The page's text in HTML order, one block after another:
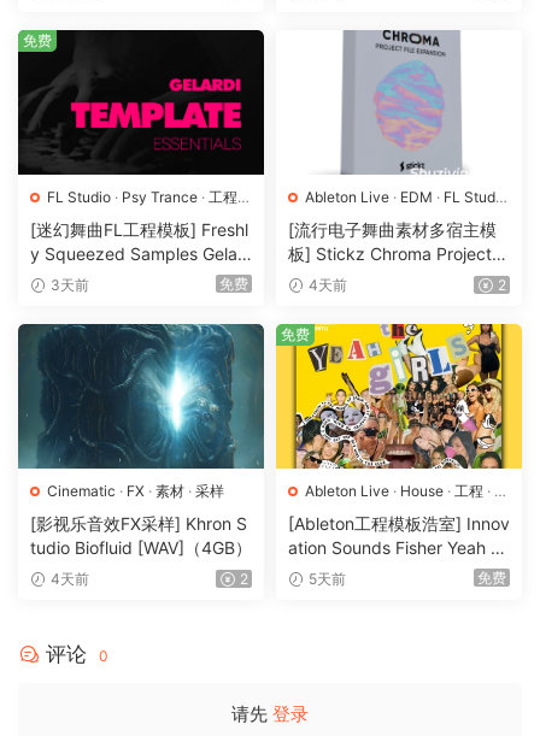
Timeless Melody Loops Inspired By The Iconic Sound of
Vintage Music
This collection features captivating melodies that
encapsulate the iconic sound of Vintage style music.
Drawing inspiration from the production of artists like The
timeless melodies that carry with the special warmth of
Vintage music.
placement-ready melodies, along with full stems & MIDI for
full creative control over every loop.
Emotionally Driven Placement Ready Melody Loops For
Modern RnB
This collection features soulful & emotional melodies that
dial into the sound of today’s biggest RnB hits.
Drawing heavy inspiration from top-tier artists like SZA,
Bryson Tiller, and many others, we crafted lush memorable
melodies, along with full stems and MIDI for complete
FL Studio · Psy Trance · 工程·
素材
采样
[迷幻舞曲FL工程模板] Freshl
y Squeezed Samples Gelar
di Template Essentials Vol.1
3天前 免费
免费
Ableton Live · EDM · FL Studio
· Logic Pro ·Pop · 工程· 素材
采样
[流行电子舞曲素材多宿主模
板] Stickz Chroma Project Fi
le Expansion（2.53GB）
4天前 2
Cinematic · FX · 素材 · 采样
[影视乐音效FX采样] Khron S
tudio Biofluid [WAV]（4GB）
4天前 2
Ableton Live · House · 工程 · 素
材
采样
[Ableton工程模板浩室] Innov
ation Sounds Fisher Yeah T
he Girls (Rmv Remake)（13
5天前 免费
免费
评论 0
请先 登录